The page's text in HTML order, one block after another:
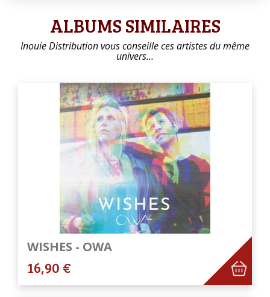
ALBUMS SIMILAIRES
Inouie Distribution vous conseille ces artistes du même
univers…
WISHES - OWA
16,90 €